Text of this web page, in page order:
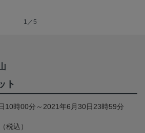
1／5
ト
10時00分～2021年6月30日23時59分
（税込）